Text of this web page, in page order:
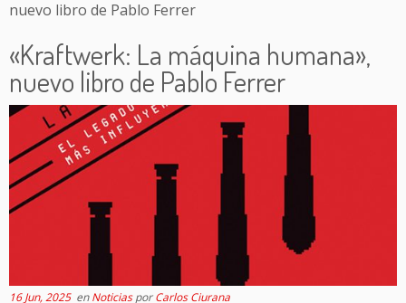
nuevo libro de Pablo Ferrer
«Kraftwerk: La máquina humana»,
nuevo libro de Pablo Ferrer
16 Jun, 2025enNoticiasporCarlos Ciurana